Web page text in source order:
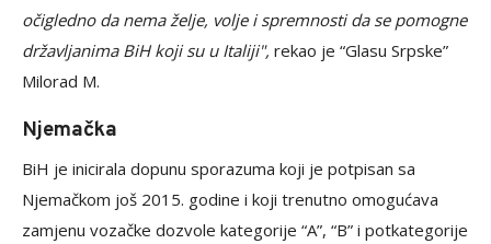
očigledno da nema želje, volje i spremnosti da se pomogne
državljanima BiH koji su u Italiji", rekao je “Glasu Srpske”
Milorad M.
Njemačka
BiH je inicirala dopunu sporazuma koji je potpisan sa
Njemačkom još 2015. godine i koji trenutno omogućava
zamjenu vozačke dozvole kategorije “A”, “B” i potkategorije